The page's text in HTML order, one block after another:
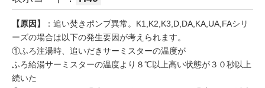
【原因】
：追い焚きポンプ異常。K1,K2,K3,D,DA,KA,UA,FAシリ
ーズの場合は以下の発生要因が考えられます。
①ふろ注湯時、追いだきサーミスターの温度が
ふろ給湯サーミスターの温度より８℃以上高い状態が３０秒以上
続いた